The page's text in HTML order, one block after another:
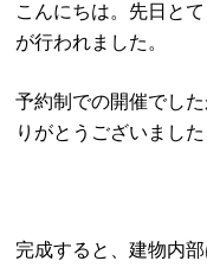
こんにちは。先日と
が行われました。
予約制での開催でし
りがとうございました
完成すると、建物内